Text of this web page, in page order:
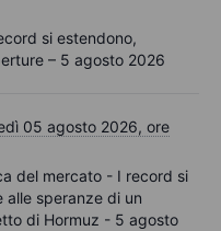
si estendono,
– 5 agosto 2026
05 agosto 2026, ore
del mercato - I record si
alle speranze di un
di Hormuz - 5 agosto